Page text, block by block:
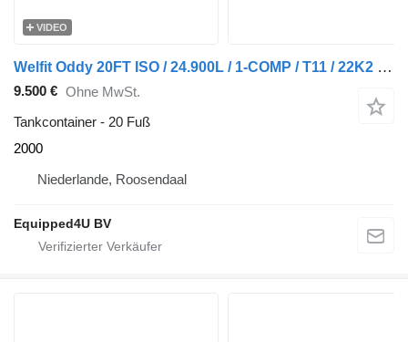
VIDEO
Welfit Oddy 20FT ISO / 24.900L / 1-COMP / T11 / 22K2 / ADR valid until 03/20
9.500 € Ohne MwSt.
Tankcontainer - 20 Fuß
2000
Niederlande, Roosendaal
Equipped4U BV